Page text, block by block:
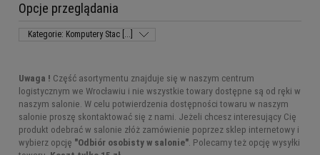
Opcje przeglądania
Kategorie: Komputery Stac [...]
Uwaga ! Część asortymentu znajduje się w naszym centrum
logistycznym we Wrocławiu i nie wszystkie towary dostępne są od ręki w
naszym salonie. W celu potwierdzenia dostępności towaru w naszym
salonie proszę skontaktować się z nami. Jeżeli chcesz interesujący Cię
produkt odebrać w salonie złóż zamówienie poprzez sklep internetowy i
wybierz opcję "Odbiór osobisty w salonie". Polecamy też opcję wysyłki